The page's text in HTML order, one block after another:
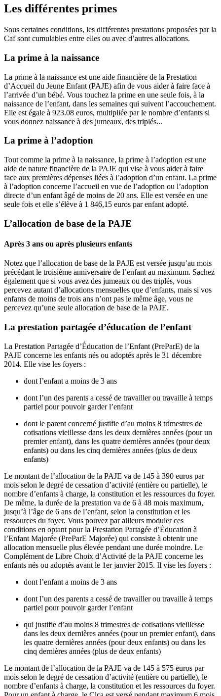
Les différentes primes
Sous certaines conditions, les différentes prestations proposées par la
Caf sont cumulables entre elles ou avec d’autres allocations.
La prime à la naissance
La prime à la naissance est une aide financière de la Prestation
d’Accueil du Jeune Enfant (PAJE) afin de vous aider à faire face à
l’arrivée d’un bébé. Vous touchez la prime en une seule fois, à la
naissance de l’enfant, dans les semaines qui suivent l’accouchement.
Elle est égale à 923.08 euros, multipliée par le nombre d’enfants si
vous donnez naissance à des jumeaux, des triplés...
La prime à l’adoption
Tout comme la prime à la naissance, la prime à l’adoption est une
aide de nature financière de la PAJE qui vise à vous aider à faire
face aux premières dépenses liées à l’adoption d’un enfant. La prime
à l’adoption concerne l’accueil en vue de l’adoption ou l’adoption
directe d’un enfant âgé de moins de 20 ans. Elle est versée en une
seule fois et elle s’élève à 1 846,15 euros par enfant adopté.
L’allocation de base de la PAJE
Après 3 ans ou après plusieurs enfants
Notez que l’allocation de base de la PAJE est versée jusqu’au mois
précédant le troisième anniversaire de l’enfant au maximum. Sachez
également que si vous avez des jumeaux ou des triplés, vous
percevez autant d’allocations mensuelles que d’enfants, mais si vos
enfants de moins de trois ans n’ont pas le même âge, vous ne
percevez qu’une seule allocation de base de la PAJE.
La prestation partagée d’éducation de l’enfant
La Prestation Partagée d’Éducation de l’Enfant (PreParE) de la
PAJE concerne les enfants nés ou adoptés après le 31 décembre
2014. Elle vise les foyers :
dont l’enfant a moins de 3 ans
dont l’un des parents a cessé de travailler ou travaille à temps
partiel pour pouvoir garder l’enfant
dont le parent concerné justifie d’au moins 8 trimestres de
cotisations vieillesse dans les deux dernières années (pour un
premier enfant), dans les quatre dernières années (pour deux
enfants) ou dans les cinq dernières années (plus de deux
enfants)
Le montant de l’allocation de la PAJE va de 145 à 390 euros par
mois selon le degré de cessation d’activité (entière ou partielle), le
nombre d’enfants à charge, la constitution et les ressources du foyer.
De même, la durée de la prestation va de 6 à 48 mois maximum,
jusqu’à l’âge de 6 ans de l’enfant, selon la constitution et les
ressources du foyer. Vous pouvez par ailleurs moduler ces
conditions en optant pour la Prestation Partagée d’Éducation à
l’Enfant Majorée (PreParE Majorée) qui consiste à obtenir une
allocation mensuelle plus élevée pendant une durée moindre. Le
Complément de Libre Choix d’Activité de la PAJE concerne les
enfants nés ou adoptés avant le 1er janvier 2015. Il vise les foyers :
dont l’enfant a moins de 3 ans
dont l’un des parents a cessé de travailler ou travaille à temps
partiel pour pouvoir garder l’enfant
qui justifie d’au moins 8 trimestres de cotisations vieillesse
dans les deux dernières années (pour un premier enfant), dans
les quatre dernières années (pour deux enfants) ou dans les
cinq dernières années (plus de deux enfants)
Le montant de l’allocation de la PAJE va de 145 à 575 euros par
mois selon le degré de cessation d’activité (entière ou partielle), le
nombre d’enfants à charge, la constitution et les ressources du foyer.